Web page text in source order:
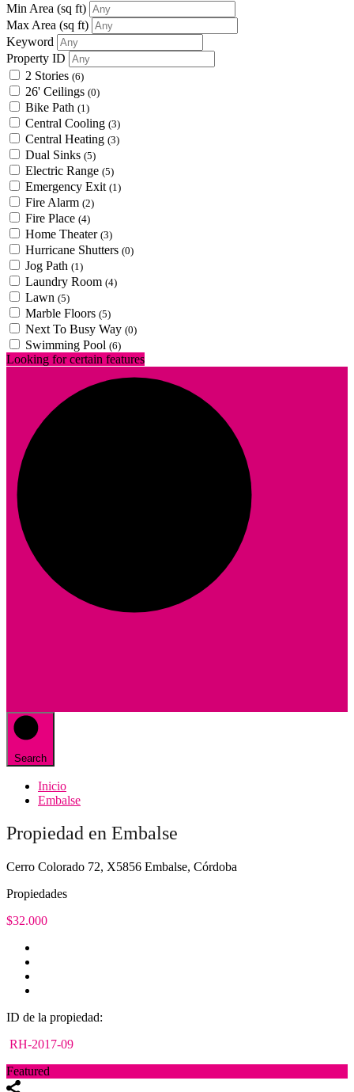
Min Area (sq ft)
Max Area (sq ft)
Keyword
Property ID
2 Stories (6)
26' Ceilings (0)
Bike Path (1)
Central Cooling (3)
Central Heating (3)
Dual Sinks (5)
Electric Range (5)
Emergency Exit (1)
Fire Alarm (2)
Fire Place (4)
Home Theater (3)
Hurricane Shutters (0)
Jog Path (1)
Laundry Room (4)
Lawn (5)
Marble Floors (5)
Next To Busy Way (0)
Swimming Pool (6)
Looking for certain features
Search
Inicio
Embalse
Propiedad en Embalse
Cerro Colorado 72, X5856 Embalse, Córdoba
Propiedades
$32.000
ID de la propiedad:
RH-2017-09
Featured